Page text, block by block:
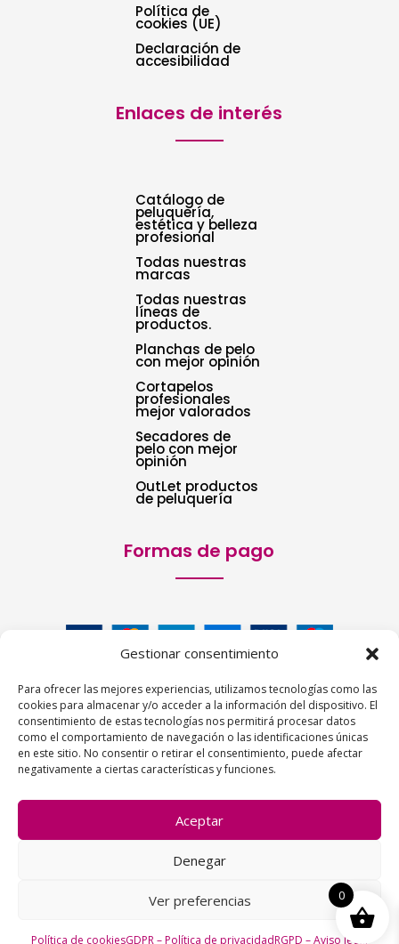
Gestionar consentimiento
Para ofrecer las mejores experiencias, utilizamos tecnologías como las
cookies para almacenar y/o acceder a la información del dispositivo. El
consentimiento de estas tecnologías nos permitirá procesar datos
como el comportamiento de navegación o las identificaciones únicas
en este sitio. No consentir o retirar el consentimiento, puede afectar
negativamente a ciertas características y funciones.
Aceptar
Denegar
Ver preferencias
Política de cookiesGDPR – Política de privacidadRGPD – Aviso legal
Política de
cookies (UE)
Declaración de
accesibilidad
Enlaces de interés
Catálogo de
peluquería,
estética y belleza
profesional
Todas nuestras
marcas
Todas nuestras
líneas de
productos.
Planchas de pelo
con mejor opinión
Cortapelos
profesionales
mejor valorados
Secadores de
pelo con mejor
opinión
OutLet productos
de peluquería
Formas de pago
Siguenos:
0